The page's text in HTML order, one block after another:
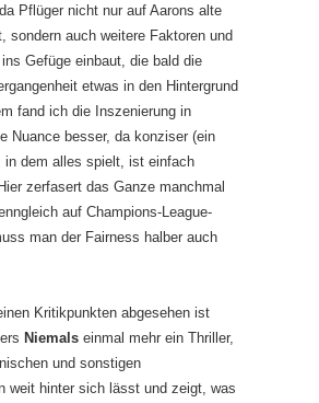
Pflüger nicht nur auf Aarons alte
sondern auch weitere Faktoren und
Gefüge einbaut, die bald die
etwas in den Hintergrund
fand ich die Inszenierung in
Nuance besser, da konziser (ein
in dem alles spielt, ist einfach
zerfasert das Ganze manchmal
auf Champions-League-
man der Fairness halber auch
Kritikpunkten abgesehen ist
Niemals einmal mehr ein Thriller,
und sonstigen
weit hinter sich lässt und zeigt, was